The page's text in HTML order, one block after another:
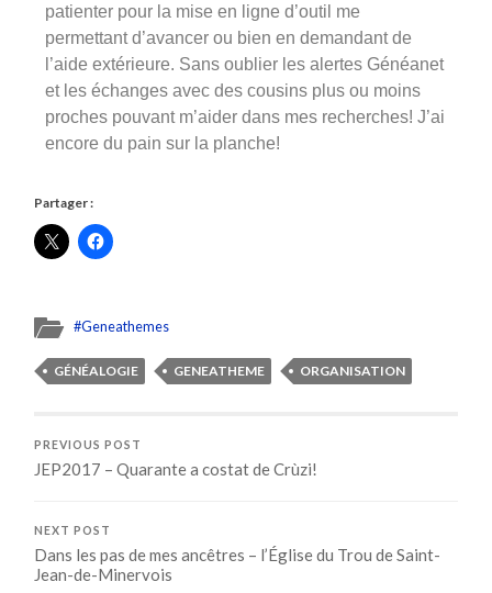
patienter pour la mise en ligne d’outil me
permettant d’avancer ou bien en demandant de
l’aide extérieure. Sans oublier les alertes Généanet
et les échanges avec des cousins plus ou moins
proches pouvant m’aider dans mes recherches! J’ai
encore du pain sur la planche!
Partager :
#Geneathemes
GÉNÉALOGIE GENEATHEME ORGANISATION
PREVIOUS POST
JEP2017 – Quarante a costat de Crùzi!
NEXT POST
Dans les pas de mes ancêtres – l’Église du Trou de Saint-
Jean-de-Minervois